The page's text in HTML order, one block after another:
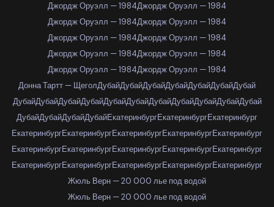
Джордж Оруэлл — 1984Джордж Оруэлл — 1984
Джордж Оруэлл — 1984Джордж Оруэлл — 1984
Джордж Оруэлл — 1984Джордж Оруэлл — 1984
Джордж Оруэлл — 1984Джордж Оруэлл — 1984
Джордж Оруэлл — 1984Джордж Оруэлл — 1984
Донна Тартт — ЩеголДубайДубайДубайДубайДубайДубайДубай
ДубайДубайДубайДубайДубайДубайДубайДубайДубайДубайДубай
ДубайДубайДубайДубайЕкатеринбургЕкатеринбургЕкатеринбург
ЕкатеринбургЕкатеринбургЕкатеринбургЕкатеринбургЕкатеринбург
ЕкатеринбургЕкатеринбургЕкатеринбургЕкатеринбургЕкатеринбург
ЕкатеринбургЕкатеринбургЕкатеринбургЕкатеринбургЕкатеринбург
Жюль Верн — 20 000 лье под водой
Жюль Верн — 20 000 лье под водой